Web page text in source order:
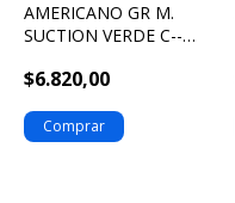
AMERICANO GR M.
SUCTION VERDE C--
$6.820,00